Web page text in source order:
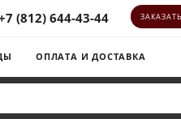
(812) 644-43-44
ОПЛАТА И ДОСТАВКА